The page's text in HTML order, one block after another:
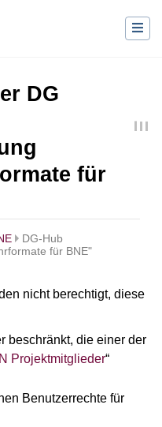
DG
für
DG-Hub
für BNE"
nicht berechtigt, diese
beschränkt, die einer der
Projektmitglieder“
Benutzerrechte für